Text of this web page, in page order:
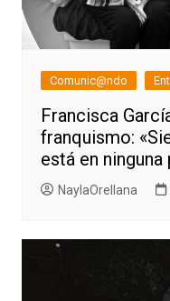
Comunic@ndo
Francisca
franquismo:
está en ninguna
NaylaOrellana